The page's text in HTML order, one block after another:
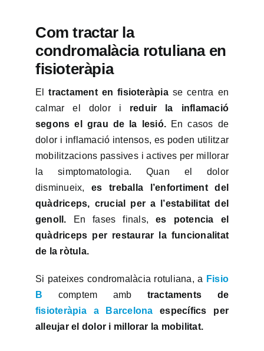
Com tractar la
condromalàcia rotuliana en
fisioteràpia
Eltractament en fisioteràpiase centra en
calmar el dolor i reduir la inflamació
segons el grau de la lesió. En casos de
dolor i inflamació intensos, es poden utilitzar
mobilitzacions passives i actives per millorar
la simptomatologia. Quan el dolor
disminueix,es treballa l’enfortiment del
quàdriceps, crucial per a l’estabilitat del
genoll. En fases finals,es potencia el
quàdriceps per restaurar la funcionalitat
de la ròtula.
Si pateixes condromalàcia rotuliana, a Fisio
B comptem amb tractaments de
fisioteràpia a Barcelona específics per
alleujar el dolor i millorar la mobilitat.